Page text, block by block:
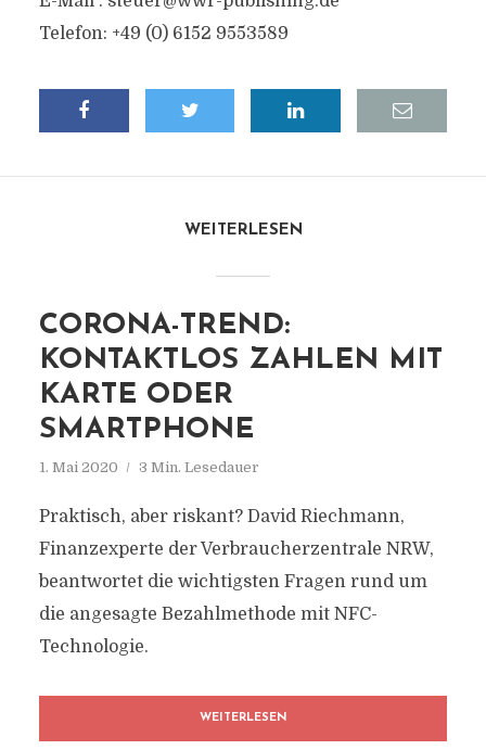
Telefon: +49 (0) 6152 9553589
WEITERLESEN
CORONA-TREND:
KONTAKTLOS ZAHLEN MIT
KARTE ODER
SMARTPHONE
1. Mai 2020 3 Min. Lesedauer
Praktisch, aber riskant? David Riechmann,
Finanzexperte der Verbraucherzentrale NRW,
beantwortet die wichtigsten Fragen rund um
die angesagte Bezahlmethode mit NFC-
Technologie.
WEITERLESEN